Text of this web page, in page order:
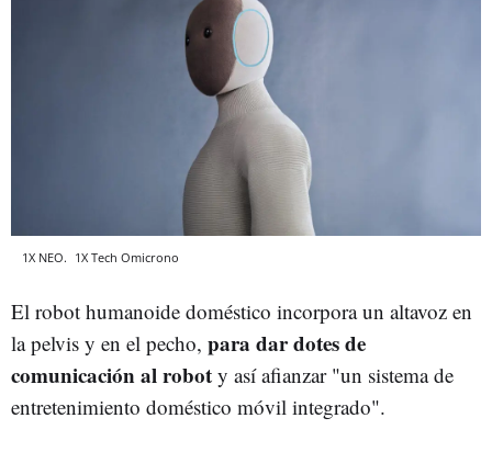
1X NEO. 1X Tech Omicrono
El robot humanoide doméstico incorpora un altavoz en
la pelvis y en el pecho, para dar dotes de
comunicación al robot y así afianzar "un sistema de
entretenimiento doméstico móvil integrado".